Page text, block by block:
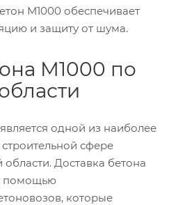
М1000 обеспечивает
и защиту от шума.
М1000 по
одной из наиболее
сфере
Доставка бетона
помощью
которые